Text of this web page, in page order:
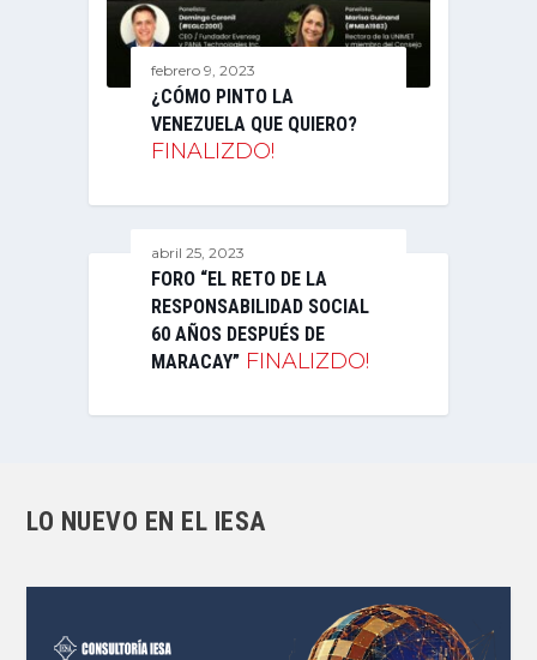
febrero 9, 2023
¿CÓMO PINTO LA
VENEZUELA QUE QUIERO?
FINALIZDO!
abril 25, 2023
FORO “EL RETO DE LA
RESPONSABILIDAD SOCIAL
60 AÑOS DESPUÉS DE
MARACAY” FINALIZDO!
LO NUEVO EN EL IESA